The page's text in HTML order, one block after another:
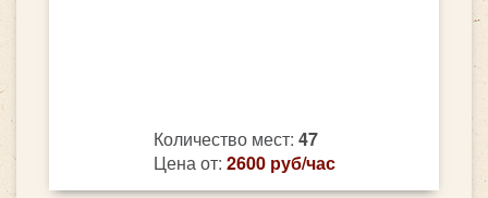
Количество мест: 47
Цена от: 2600 руб/час